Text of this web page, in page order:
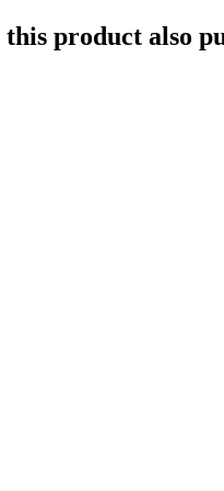
product also